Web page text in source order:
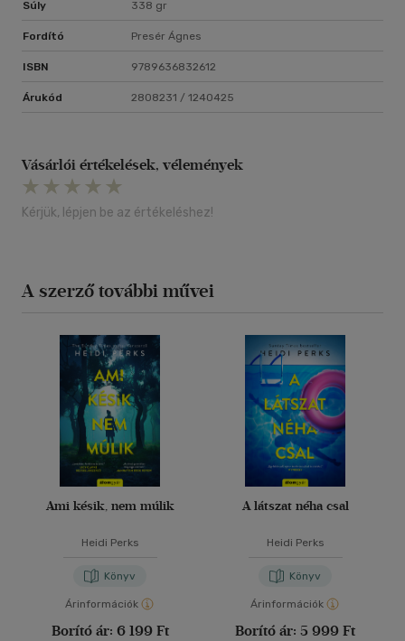
Súly 338 gr
Fordító Presér Ágnes
ISBN 9789636832612
Árukód 2808231 / 1240425
Vásárlói értékelések, vélemények
Kérjük, lépjen be az értékeléshez!
A szerző további művei
Ami késik, nem múlik
Heidi Perks
Könyv
Árinformációk
Borító ár: 6 199 Ft
A látszat néha csal
Heidi Perks
Könyv
Árinformációk
Borító ár: 5 999 Ft